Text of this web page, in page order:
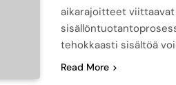
aikarajoitteet
tehokkaasti sisältöä
Read More